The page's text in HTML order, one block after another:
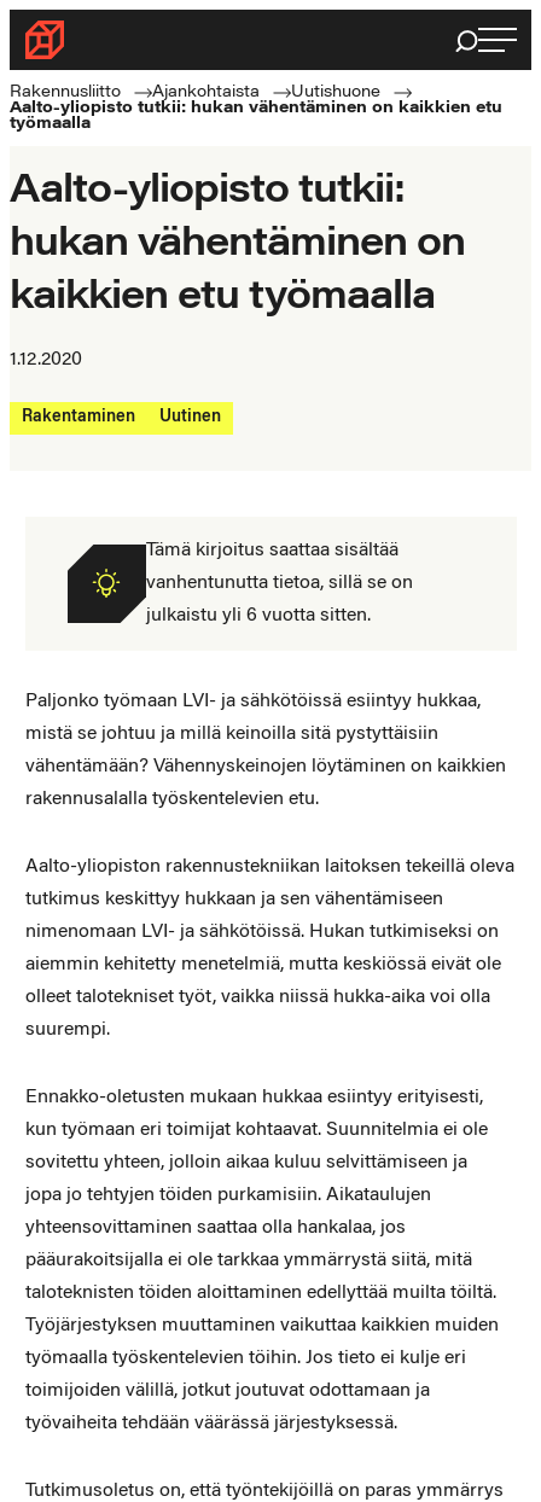
Siirry
suoraan
sisältöön
Rakennusliitto
Rakennusalan
ammattilaisten
Haku
Rakennusliitto Ajankohtaista
Uutishuone
Aalto-yliopisto tutkii: hukan vähentäminen on kaikkien etu
työmaalla
Aalto-yliopisto tutkii:
hukan vähentäminen on
kaikkien etu työmaalla
1.12.2020
Rakentaminen Uutinen
Tämä kirjoitus saattaa sisältää
vanhentunutta tietoa, sillä se on
julkaistu yli 6 vuotta sitten.
Paljonko työmaan LVI- ja sähkötöissä esiintyy hukkaa,
mistä se johtuu ja millä keinoilla sitä pystyttäisiin
vähentämään? Vähennyskeinojen löytäminen on kaikkien
rakennusalalla työskentelevien etu.
Aalto-yliopiston rakennustekniikan laitoksen tekeillä oleva
tutkimus keskittyy hukkaan ja sen vähentämiseen
nimenomaan LVI- ja sähkötöissä. Hukan tutkimiseksi on
aiemmin kehitetty menetelmiä, mutta keskiössä eivät ole
olleet talotekniset työt, vaikka niissä hukka-aika voi olla
suurempi.
Ennakko-oletusten mukaan hukkaa esiintyy erityisesti,
kun työmaan eri toimijat kohtaavat. Suunnitelmia ei ole
sovitettu yhteen, jolloin aikaa kuluu selvittämiseen ja
jopa jo tehtyjen töiden purkamisiin. Aikataulujen
yhteensovittaminen saattaa olla hankalaa, jos
pääurakoitsijalla ei ole tarkkaa ymmärrystä siitä, mitä
taloteknisten töiden aloittaminen edellyttää muilta töiltä.
Työjärjestyksen muuttaminen vaikuttaa kaikkien muiden
työmaalla työskentelevien töihin. Jos tieto ei kulje eri
toimijoiden välillä, jotkut joutuvat odottamaan ja
työvaiheita tehdään väärässä järjestyksessä.
Tutkimusoletus on, että työntekijöillä on paras ymmärrys